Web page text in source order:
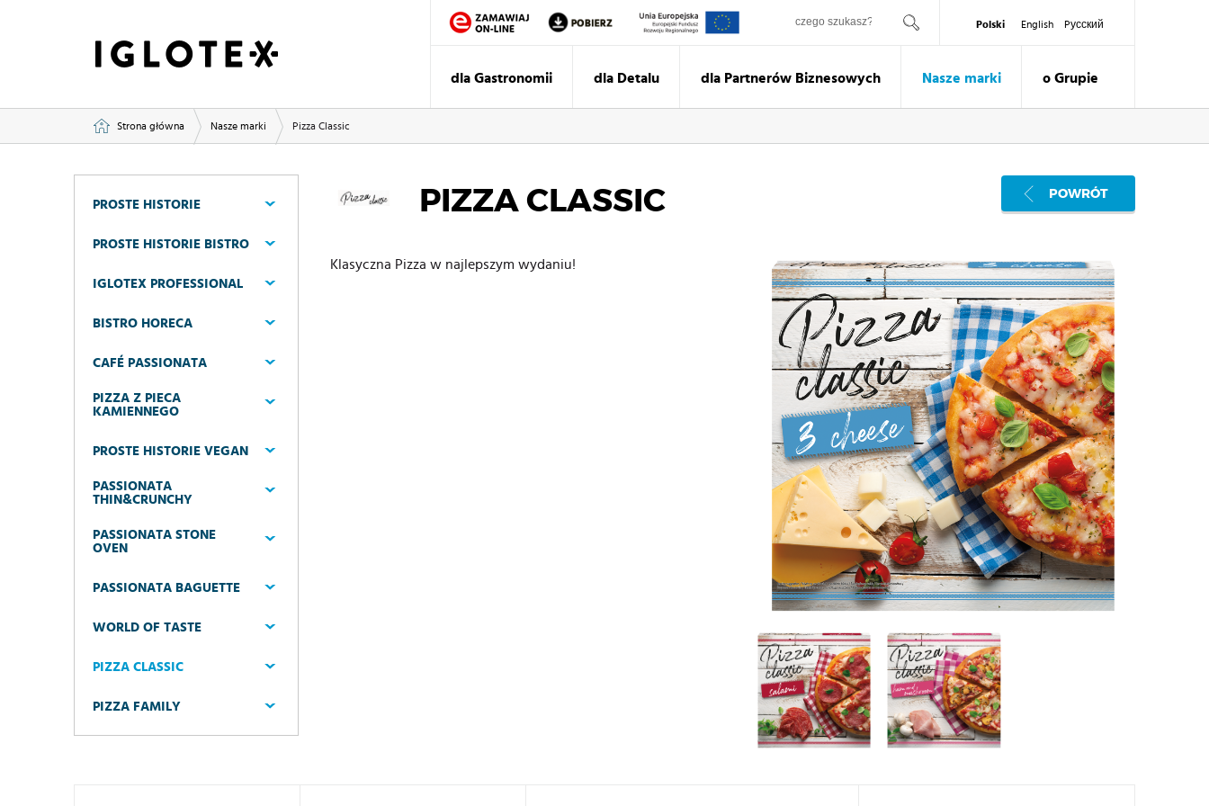
Polski English Pусский
dla Gastronomii dla Detalu dla Partnerów Biznesowych Nasze marki o Grupie
Strona główna Nasze marki Pizza Classic
PROSTE HISTORIE
PROSTE HISTORIE BISTRO
IGLOTEX PROFESSIONAL
BISTRO HORECA
CAFÉ PASSIONATA
PIZZA Z PIECA
KAMIENNEGO
PROSTE HISTORIE VEGAN
PASSIONATA
THIN&CRUNCHY
PASSIONATA STONE
OVEN
PASSIONATA BAGUETTE
WORLD OF TASTE
PIZZA CLASSIC
PIZZA FAMILY
POWRÓT
PIZZA CLASSIC
Klasyczna Pizza w najlepszym wydaniu!